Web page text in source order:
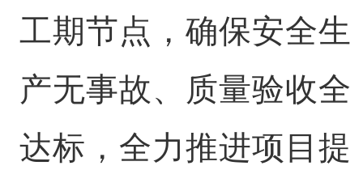
工期节点，确保安全生
产无事故、质量验收全
达标，全力推进项目提